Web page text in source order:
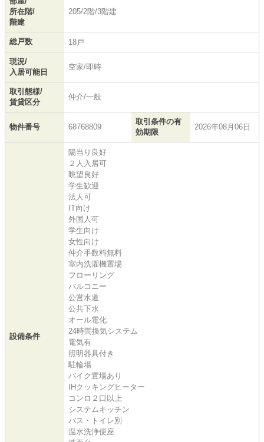
所在階/
階建
205/2階/3階建
総戸数 18戸
現況/
入居可能日
空家/即時
取引態様/
賃貸区分
仲介/一般
物件番号 68768809
取引条件の有
効期限
2026年08月06日
設備条件
陽当り良好
２人入居可
眺望良好
学生歓迎
法人可
IT向け
外国人可
学生向け
女性向け
仲介手数料無料
室内洗濯機置場
フローリング
バルコニー
公営水道
公共下水
オール電化
24時間換気システム
電気有
照明器具付き
駐輪場
バイク置場あり
IHクッキングヒーター
コンロ２口以上
システムキッチン
バス・トイレ別
温水洗浄便座